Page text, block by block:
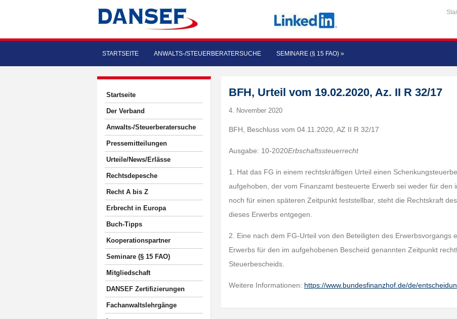
STARTSEITE ANWALTS-/STEUERBERATERSUCHE SEMINARE (§ 15 FAO) »
Startseite
Der Verband
Anwalts-/Steuerberatersuche
Pressemitteilungen
Urteile/News/Erlässe
Rechtsdepesche
Recht A bis Z
Erbrecht in Europa
Buch-Tipps
Kooperationspartner
Seminare (§ 15 FAO)
Mitgliedschaft
DANSEF Zertifizierungen
Fachanwaltslehrgänge
BFH, Urteil vom 19.02.2020, Az. II R 32/17
4. November 2020
BFH, Beschluss vom 04.11.2020, AZ II R 32/17
Ausgabe: 10-2020Erbschaftssteuerrecht
1. Hat das FG in einem rechtskräftigen Urteil einen
aufgehoben, der vom Finanzamt besteuerte Erwerb sei weder für den
noch für einen späteren Zeitpunkt feststellbar, steht die Rechtskraft
dieses Erwerbs entgegen.
2. Eine nach dem FG-Urteil von den Beteiligten des Erwerbsvorgangs
Erwerbs für den im aufgehobenen Bescheid genannten Zeitpunkt
Steuerbescheids.
Weitere Informationen: https://www.bundesfinanzhof.de/de/